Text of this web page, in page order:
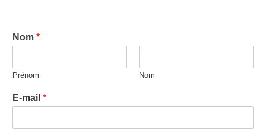
Nom *
Prénom Nom
E-mail *